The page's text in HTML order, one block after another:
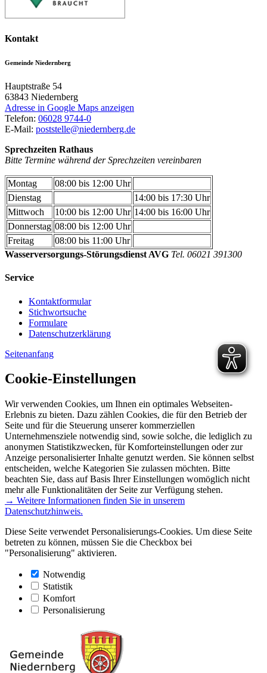
Kontakt
Gemeinde Niedernberg
Hauptstraße 54
63843 Niedernberg
Adresse in Google Maps anzeigen
Telefon: 06028 9744-0
E-Mail: poststelle@niedernberg.de
Sprechzeiten Rathaus
Bitte Termine während der Sprechzeiten vereinbaren
Montag
08:00 bis 12:00 Uhr
Dienstag
14:00 bis 17:30 Uhr
Mittwoch
10:00 bis 12:00 Uhr 14:00 bis 16:00 Uhr
Donnerstag 08:00 bis 12:00 Uhr
Freitag
08:00 bis 11:00 Uhr
Wasserversorgungs-Störungsdienst AVG Tel. 06021 391300
Service
Kontaktformular
Stichwortsuche
Formulare
Datenschutzerklärung
Seitenanfang
Cookie-Einstellungen
Wir verwenden Cookies, um Ihnen ein optimales Webseiten-
Erlebnis zu bieten. Dazu zählen Cookies, die für den Betrieb der
Seite und für die Steuerung unserer kommerziellen
Unternehmensziele notwendig sind, sowie solche, die lediglich zu
anonymen Statistikzwecken, für Komforteinstellungen oder zur
Anzeige personalisierter Inhalte genutzt werden. Sie können selbst
entscheiden, welche Kategorien Sie zulassen möchten. Bitte
beachten Sie, dass auf Basis Ihrer Einstellungen womöglich nicht
mehr alle Funktionalitäten der Seite zur Verfügung stehen.
→ Weitere Informationen finden Sie in unserem
Datenschutzhinweis.
Diese Seite verwendet Personalisierungs-Cookies. Um diese Seite
betreten zu können, müssen Sie die Checkbox bei
"Personalisierung" aktivieren.
Notwendig
Statistik
Komfort
Personalisierung